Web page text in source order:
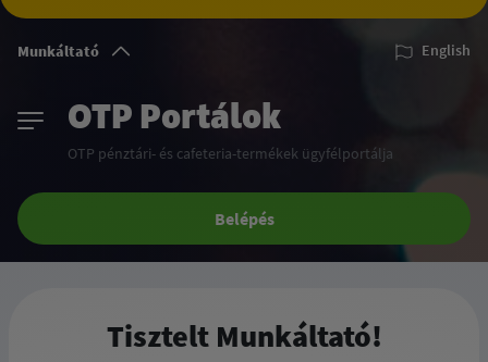
Munkáltató English
OTP Portálok
OTP pénztári- és cafeteria-termékek ügyfélportálja
Belépés
Tisztelt Munkáltató!